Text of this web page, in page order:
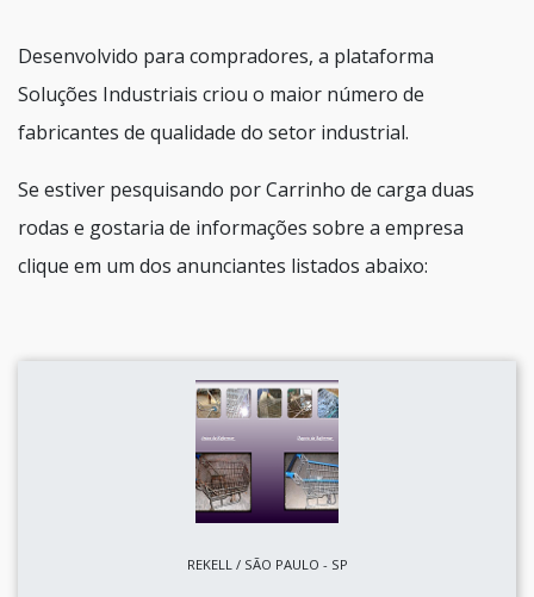
Desenvolvido para compradores, a plataforma
Soluções Industriais criou o maior número de
fabricantes de qualidade do setor industrial.
Se estiver pesquisando por Carrinho de carga duas
rodas e gostaria de informações sobre a empresa
clique em um dos anunciantes listados abaixo:
REKELL / SÃO PAULO - SP